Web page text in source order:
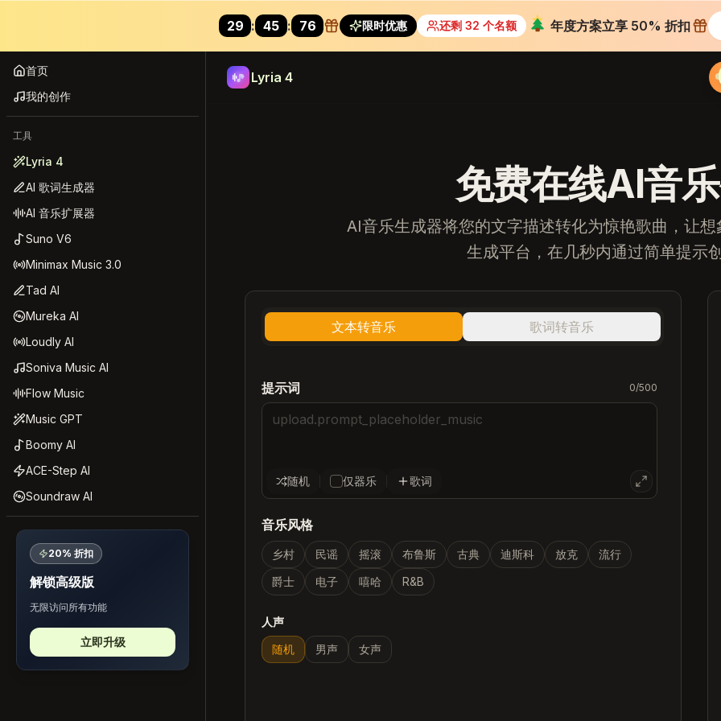
29 : 44 : 01 限时优惠 还剩 32 个名额 年度方案立享 50% 折扣
首页
我的创作
工具
Lyria 4
AI 歌词生成器
AI 音乐扩展器
Suno V6
Minimax Music 3.0
Tad AI
Mureka AI
Loudly AI
Soniva Music AI
Flow Music
Music GPT
Boomy AI
ACE-Step AI
Soundraw AI
20% 折扣
解锁高级版
无限访问所有功能
立即升级
Lyria 4
免费在线AI音
AI音乐生成器将您的文字描述转化为惊艳歌曲，让
生成平台，在几秒内通过简单提示
文本转音乐 歌词转音乐
提示词 0/500
随机 仅器乐 歌词
音乐风格
乡村 民谣 摇滚 布鲁斯 古典 迪斯科 放克
流行
爵士
电子 嘻哈 R&B
人声
随机
男声 女声